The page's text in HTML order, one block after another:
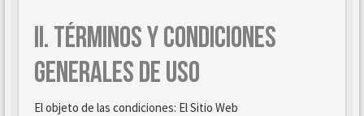
II. TÉRMINOS Y CONDICIONES
GENERALES DE USO
El objeto de las condiciones: El Sitio Web